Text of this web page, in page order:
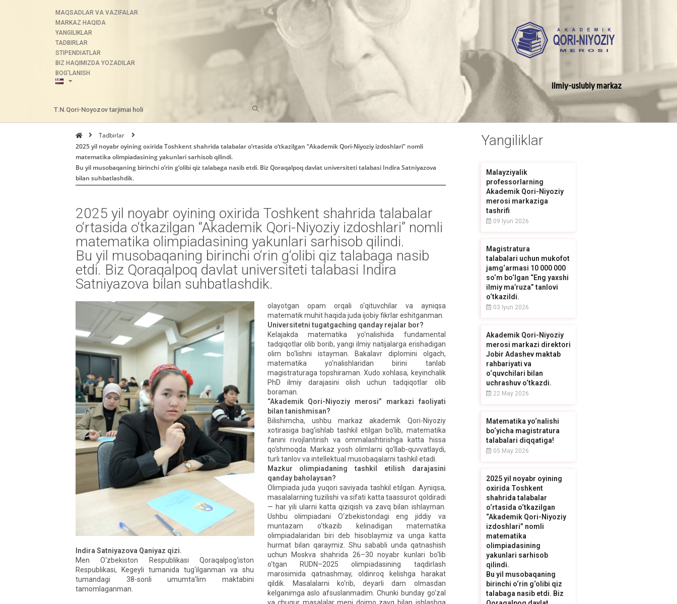
MAQSADLAR VA VAZIFALAR
MARKAZ HAQIDA
YANGILIKLAR
TADBIRLAR
STIPENDIATLAR
BIZ HAQIMIZDA YOZADILAR
BOG’LANISH
ilmiy-uslubiy markaz
T.N.Qori-Noyozov tarjimai holi
Tadbirlar
2025 yil noyabr oyining oxirida Toshkent shahrida talabalar o‘rtasida o‘tkazilgan “Akademik Qori-Niyoziy izdoshlari” nomli
matematika olimpiadasining yakunlari sarhisob qilindi.
Bu yil musobaqaning birinchi o‘rin g‘olibi qiz talabaga nasib etdi. Biz Qoraqalpoq davlat universiteti talabasi Indira Satniyazova
bilan suhbatlashdik.
2025 yil noyabr oyining oxirida Toshkent shahrida talabalar
o‘rtasida o‘tkazilgan “Akademik Qori-Niyoziy izdoshlari” nomli
matematika olimpiadasining yakunlari sarhisob qilindi.
Bu yil musobaqaning birinchi o‘rin g‘olibi qiz talabaga nasib
etdi. Biz Qoraqalpoq davlat universiteti talabasi Indira
Satniyazova bilan suhbatlashdik.
Indira Satniyazova Qaniyaz qizi.
Men O‘zbekiston Respublikasi Qoraqalpog‘iston
Respublikasi, Kegeyli tumanida tug‘ilganman va shu
tumandagi 38-sonli umumta’lim maktabini
tamomlaganman.
olayotgan opam orqali o‘qituvchilar va ayniqsa
matematik muhit haqida juda ijobiy fikrlar eshitganman.
Universitetni tugatgaching qanday rejalar bor?
Kelajakda matematika yo‘nalishida fundamental
tadqiqotlar olib borib, yangi ilmiy natijalarga erishadigan
olim bo‘lishni istayman. Bakalavr diplomini olgach,
matematika yo‘nalishlaridan birini tanlab
magistraturaga topshiraman. Xudo xohlasa, keyinchalik
PhD ilmiy darajasini olish uchun tadqiqotlar olib
boraman.
“Akademik Qori-Niyoziy merosi” markazi faoliyati
bilan tanishmisan?
Bilishimcha, ushbu markaz akademik Qori-Niyoziy
xotirasiga bag‘ishlab tashkil etilgan bo‘lib, matematika
fanini rivojlantirish va ommalashtirishga katta hissa
qo‘shmoqda. Markaz yosh olimlarni qo‘llab-quvvatlaydi,
turli tanlov va intellektual musobaqalarni tashkil etadi.
Mazkur olimpiadaning tashkil etilish darajasini
qanday baholaysan?
Olimpiada juda yuqori saviyada tashkil etilgan. Ayniqsa,
masalalarning tuzilishi va sifati katta taassurot qoldiradi
— har yili ularni katta qiziqish va zavq bilan ishlayman.
Ushbu olimpiadani O‘zbekistondagi eng jiddiy va
muntazam o‘tkazib kelinadigan matematika
olimpiadalaridan biri deb hisoblaymiz va unga katta
hurmat bilan qaraymiz. Shu sababli unda qatnashish
uchun Moskva shahrida 26–30 noyabr kunlari bo‘lib
o‘tgan RUDN–2025 olimpiadasining taqdirlash
marosimida qatnashmay, oldinroq kelishga harakat
qildik. Masalalarni ko‘rib, deyarli dam olmasdan
kelganimga aslo afsuslanmadim. Chunki bunday go‘zal
va chuqur masalalar meni doimo zavq bilan ishlashga
Yangiliklar
Malayziyalik
professorlarning
Akademik Qori-Niyoziy
merosi markaziga
tashrifi
09 Iyun 2026
Magistratura
talabalari uchun mukofot
jamg‘armasi 10 000 000
so‘m bo‘lgan “Eng yaxshi
ilmiy ma’ruza” tanlovi
o‘tkazildi.
03 Iyun 2026
Akademik Qori-Niyoziy
merosi markazi direktori
Jobir Adashev maktab
rahbariyati va
o‘quvchilari bilan
uchrashuv o‘tkazdi.
22 May 2026
Matematika yo‘nalishi
bo‘yicha magistratura
talabalari diqqatiga!
05 May 2026
2025 yil noyabr oyining
oxirida Toshkent
shahrida talabalar
o‘rtasida o‘tkazilgan
“Akademik Qori-Niyoziy
izdoshlari” nomli
matematika
olimpiadasining
yakunlari sarhisob
qilindi.
Bu yil musobaqaning
birinchi o‘rin g‘olibi qiz
talabaga nasib etdi. Biz